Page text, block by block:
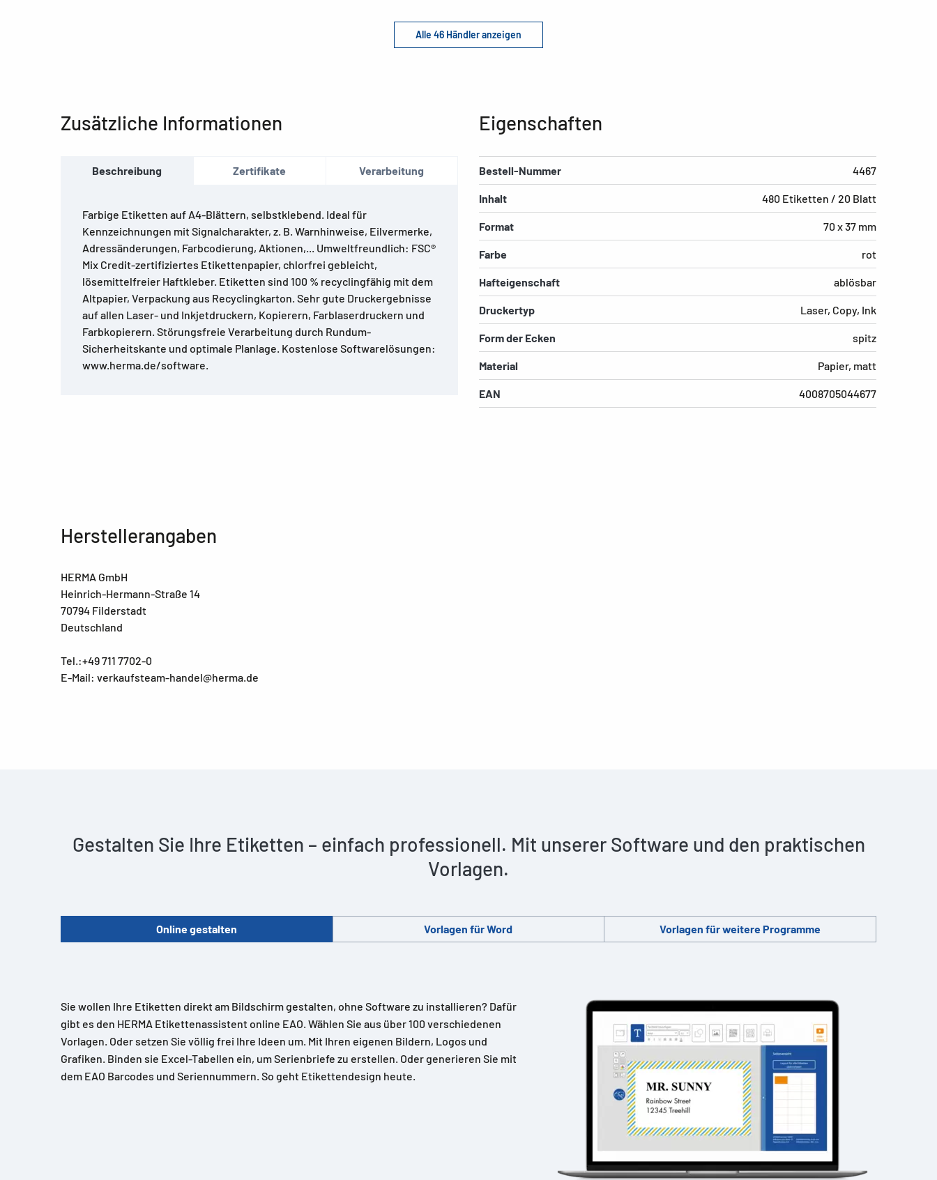
Alle 46 Händler anzeigen
Zusätzliche Informationen
Beschreibung Zertifikate Verarbeitung
Farbige Etiketten auf A4-Blättern, selbstklebend. Ideal für
Kennzeichnungen mit Signalcharakter, z. B. Warnhinweise, Eilvermerke,
Adressänderungen, Farbcodierung, Aktionen,... Umweltfreundlich: FSC®
Mix Credit-zertifiziertes Etikettenpapier, chlorfrei gebleicht,
lösemittelfreier Haftkleber. Etiketten sind 100 % recyclingfähig mit dem
Altpapier, Verpackung aus Recyclingkarton. Sehr gute Druckergebnisse
auf allen Laser- und Inkjetdruckern, Kopierern, Farblaserdruckern und
Farbkopierern. Störungsfreie Verarbeitung durch Rundum-
Sicherheitskante und optimale Planlage. Kostenlose Softwarelösungen:
www.herma.de/software.
Eigenschaften
Bestell-Nummer 4467
Inhalt 480 Etiketten / 20 Blatt
Format 70 x 37 mm
Farbe rot
Hafteigenschaft ablösbar
Druckertyp Laser, Copy, Ink
Form der Ecken spitz
Material Papier, matt
EAN 4008705044677
Herstellerangaben
HERMA GmbH
Heinrich-Hermann-Straße 14
70794 Filderstadt
Deutschland
Tel.:+49 711 7702-0
E-Mail: verkaufsteam-handel@herma.de
Gestalten Sie Ihre Etiketten – einfach professionell. Mit unserer Software und den praktischen
Vorlagen.
Online gestalten Vorlagen für Word Vorlagen für weitere Programme
Sie wollen Ihre Etiketten direkt am Bildschirm gestalten, ohne Software zu installieren? Dafür
gibt es den HERMA Etikettenassistent online EAO. Wählen Sie aus über 100 verschiedenen
Vorlagen. Oder setzen Sie völlig frei Ihre Ideen um. Mit Ihren eigenen Bildern, Logos und
Grafiken. Binden sie Excel-Tabellen ein, um Serienbriefe zu erstellen. Oder generieren Sie mit
dem EAO Barcodes und Seriennummern. So geht Etikettendesign heute.